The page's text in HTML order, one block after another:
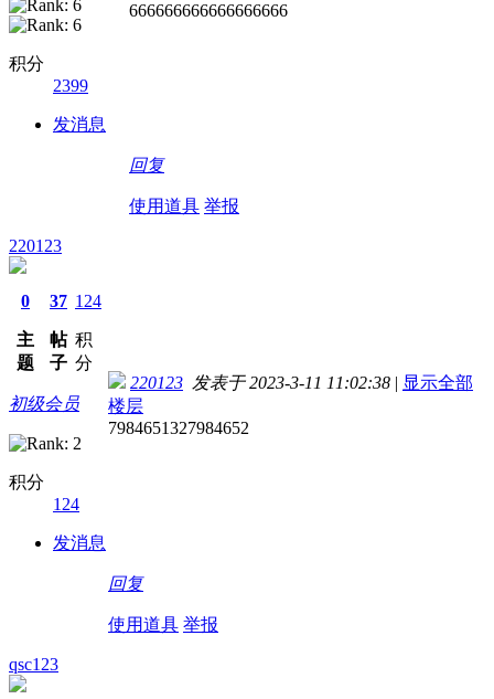
积分
2399
发消息
666666666666666666
回复
使用道具 举报
220123
0
主
题
37
帖
子
124
积
分
初级会员
积分
124
发消息
220123 发表于 2023-3-11 11:02:38 | 显示全部
楼层
7984651327984652
回复
使用道具 举报
qsc123